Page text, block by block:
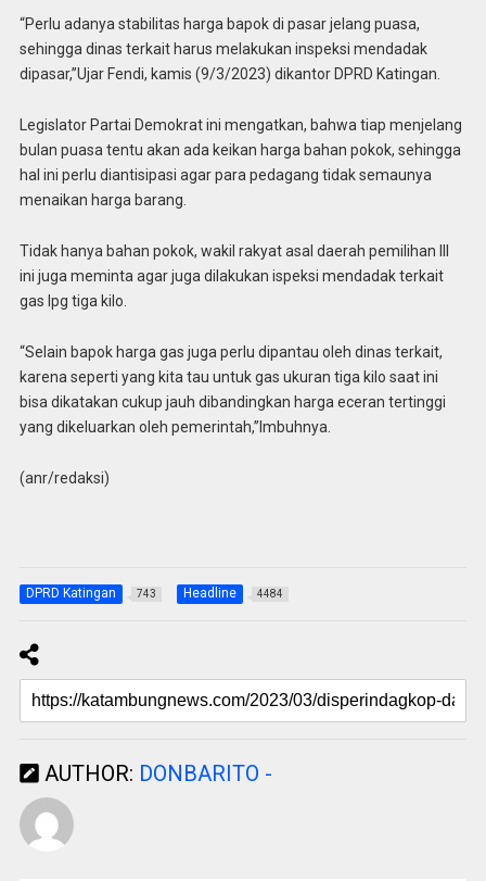
“Perlu adanya stabilitas harga bapok di pasar jelang puasa,
sehingga dinas terkait harus melakukan inspeksi mendadak
dipasar,”Ujar Fendi, kamis (9/3/2023) dikantor DPRD Katingan.
Legislator Partai Demokrat ini mengatkan, bahwa tiap menjelang
bulan puasa tentu akan ada keikan harga bahan pokok, sehingga
hal ini perlu diantisipasi agar para pedagang tidak semaunya
menaikan harga barang.
Tidak hanya bahan pokok, wakil rakyat asal daerah pemilihan III
ini juga meminta agar juga dilakukan ispeksi mendadak terkait
gas lpg tiga kilo.
“Selain bapok harga gas juga perlu dipantau oleh dinas terkait,
karena seperti yang kita tau untuk gas ukuran tiga kilo saat ini
bisa dikatakan cukup jauh dibandingkan harga eceran tertinggi
yang dikeluarkan oleh pemerintah,”Imbuhnya.
(anr/redaksi)
DPRD Katingan 743 Headline 4484
AUTHOR: DONBARITO -